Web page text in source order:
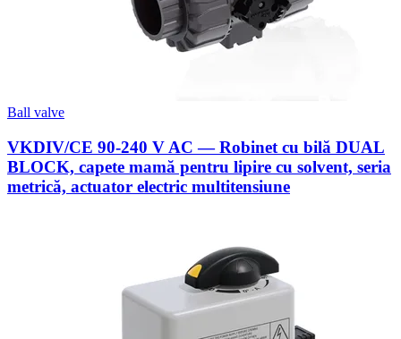
Ball valve
VKDIV/CE 90-240 V AC — Robinet cu bilă DUAL
BLOCK, capete mamă pentru lipire cu solvent, seria
metrică, actuator electric multitensiune